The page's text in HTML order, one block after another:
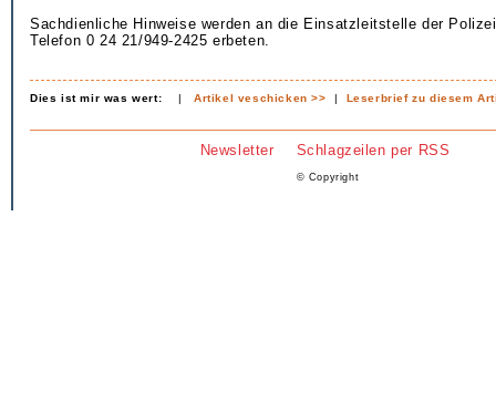
Sachdienliche Hinweise werden an die Einsatzleitstelle der
Telefon 0 24 21/949-2425 erbeten.
Dies ist mir was wert: |Artikel veschicken >> | Leserbrief zu diesem
Newsletter Schlagzeilen per RSS
© Copyright